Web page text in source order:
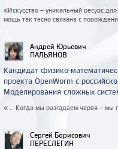
«Искусство – уникальный ресурс
мощь так тесно связана с
Андрей Юрьевич
ПАЛЬЯНОВ
Кандидат физико-
проекта OpenWorm с
Моделирования сложных
«...Когда мы разгадаем червя – мы
Сергей Борисович
ПЕРЕСЛЕГИН